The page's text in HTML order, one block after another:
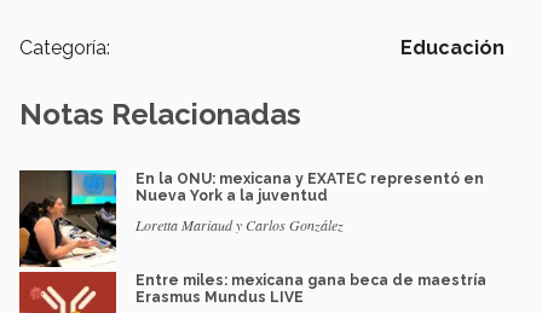
Categoría: Educación
Notas Relacionadas
En la ONU: mexicana y EXATEC representó en
Nueva York a la juventud
Loretta Mariaud y Carlos González
Entre miles: mexicana gana beca de maestría
Erasmus Mundus LIVE